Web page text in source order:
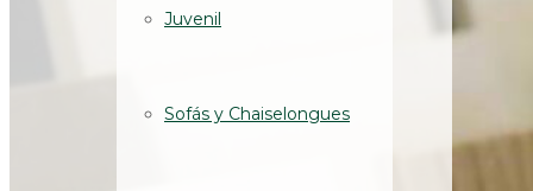
Juvenil
Sofás y Chaiselongues